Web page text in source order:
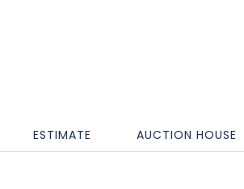
ESTIMATE AUCTION HOUSE